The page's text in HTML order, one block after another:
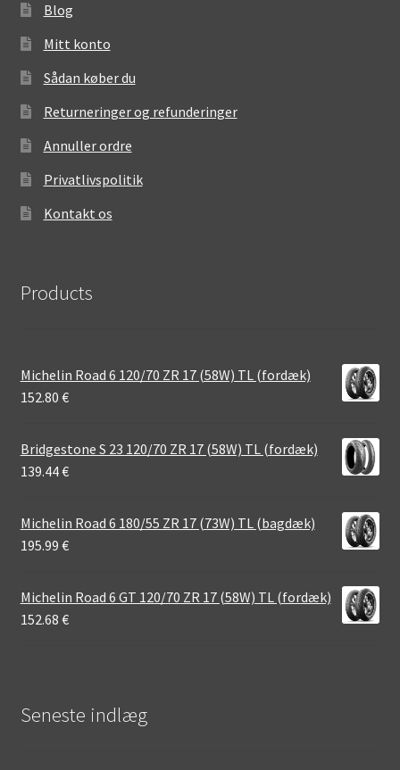
Blog
Mitt konto
Sådan køber du
Returneringer og refunderinger
Annuller ordre
Privatlivspolitik
Kontakt os
Products
Michelin Road 6 120/70 ZR 17 (58W) TL (fordæk)
152.80 €
Bridgestone S 23 120/70 ZR 17 (58W) TL (fordæk)
139.44€
Michelin Road 6 180/55 ZR 17 (73W) TL (bagdæk)
195.99 €
Michelin Road 6 GT 120/70 ZR 17 (58W) TL (fordæk)
152.68 €
Seneste indlæg